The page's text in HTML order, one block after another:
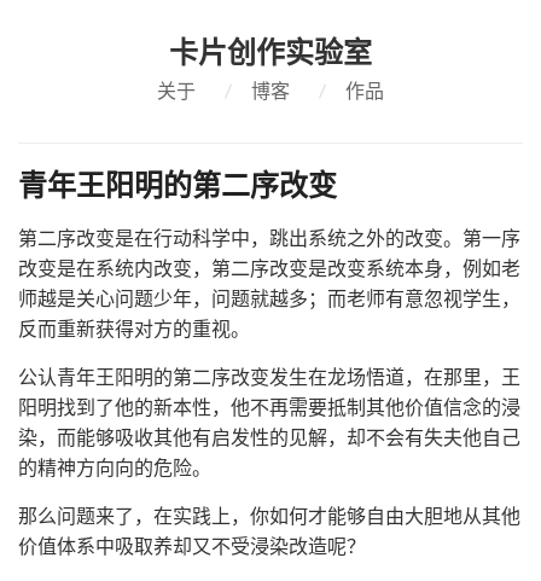
卡片创作实验室
关于 / 博客 / 作品
青年王阳明的第二序改变
第二序改变是在行动科学中，跳出系统之外的改变。第一序
改变是在系统内改变，第二序改变是改变系统本身，例如老
师越是关心问题少年，问题就越多；而老师有意忽视学生，
反而重新获得对方的重视。
公认青年王阳明的第二序改变发生在龙场悟道，在那里，王
阳明找到了他的新本性，他不再需要抵制其他价值信念的浸
染，而能够吸收其他有启发性的见解，却不会有失夫他自己
的精神方向向的危险。
那么问题来了，在实践上，你如何才能够自由大胆地从其他
价值体系中吸取养却又不受浸染改造呢？